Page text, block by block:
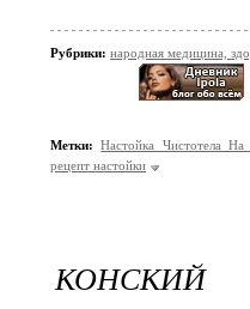
Рубрики: народная медицина,
Метки:
Настойка Чистотела На
рецепт настойки